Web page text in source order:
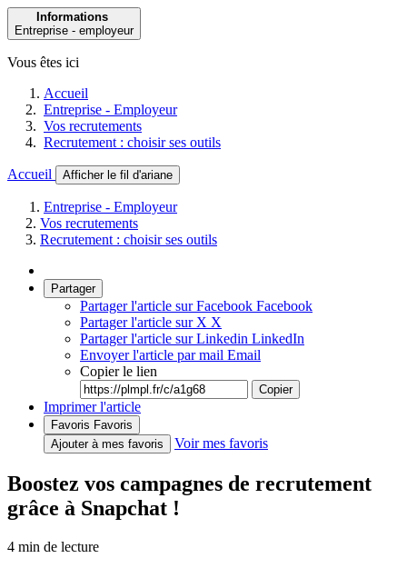
Informations
Entreprise - employeur
Vous êtes ici
Accueil
Entreprise - Employeur
Vos recrutements
Recrutement : choisir ses outils
Accueil Afficher le fil d'ariane
Entreprise - Employeur
Vos recrutements
Recrutement : choisir ses outils
Partager
Partager l'article sur Facebook Facebook
Partager l'article sur X X
Partager l'article sur Linkedin LinkedIn
Envoyer l'article par mail Email
Copier le lien
Copier
Imprimer l'article
Favoris Favoris
Ajouter à mes favoris
Voir mes favoris
Boostez vos campagnes de recrutement
grâce à Snapchat !
4 min de lecture